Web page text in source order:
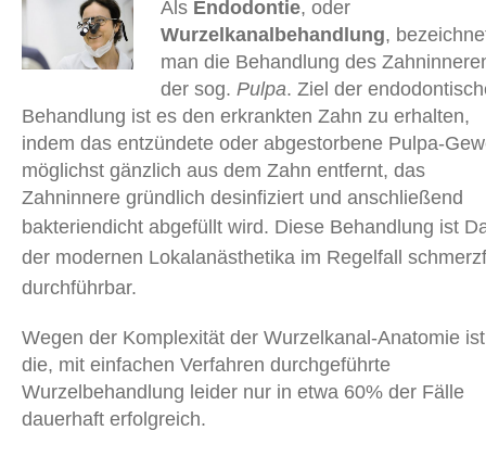
Als Endodontie, oder
Wurzelkanalbehandlung,
man die Behandlung des
der sog. Pulpa. Ziel der
Behandlung ist es den erkrankten Zahn zu erhalten,
indem das entzündete oder abgestorbene Pulpa-
möglichst gänzlich aus dem Zahn entfernt, das
Zahninnere gründlich desinfiziert und anschließend
bakteriendicht abgefüllt wird. Diese Behandlung ist
der modernen Lokalanästhetika im Regelfall
durchführbar.
Wegen der Komplexität der Wurzelkanal-Anatomie ist
die, mit einfachen Verfahren durchgeführte
Wurzelbehandlung leider nur in etwa 60% der Fälle
dauerhaft erfolgreich.